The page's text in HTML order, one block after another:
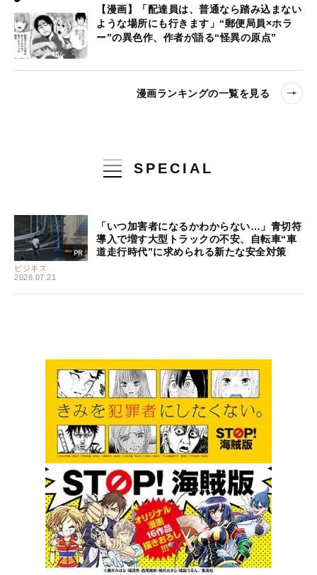
【漫画】「配達員は、普通なら踏み込まない
ような場所にも行きます」“郵便局員×ホラ
ー”の異色作、作者が語る“怪異の原点”
漫画ランキングの一覧を見る
SPECIAL
ビジネス
2026.07.21
「いつ加害者になるかわからない…」青切符
導入で増す大型トラックの不安、自転車“車
道走行時代”に求められる新たな安全対策